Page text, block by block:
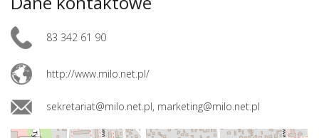
83 342 61 90
http://www.milo.net.pl/
sekretariat@milo.net.pl, marketing@milo.net.pl